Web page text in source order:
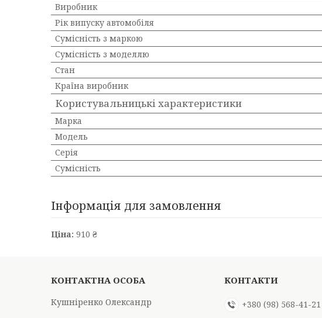
Виробник
Рік випуску автомобіля
Сумісність з маркою
Сумісність з моделлю
Стан
Країна виробник
Користувальницькі характеристики
Марка
Мoдель
Серія
Сумісність
Інформація для замовлення
Ціна: 910 ₴
Кушніренко Олександр +380 (98) 568-41-21